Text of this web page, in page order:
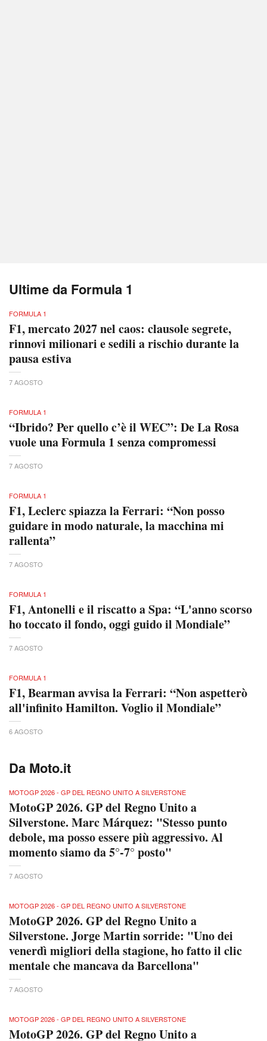
Ultime da Formula 1
FORMULA 1
F1, mercato 2027 nel caos: clausole segrete,
rinnovi milionari e sedili a rischio durante la
pausa estiva
7 AGOSTO
FORMULA 1
“Ibrido? Per quello c’è il WEC”: De La Rosa
vuole una Formula 1 senza compromessi
7 AGOSTO
FORMULA 1
F1, Leclerc spiazza la Ferrari: “Non posso
guidare in modo naturale, la macchina mi
rallenta”
7 AGOSTO
FORMULA 1
F1, Antonelli e il riscatto a Spa: “L'anno scorso
ho toccato il fondo, oggi guido il Mondiale”
7 AGOSTO
FORMULA 1
F1, Bearman avvisa la Ferrari: “Non aspetterò
all'infinito Hamilton. Voglio il Mondiale”
6 AGOSTO
Da Moto.it
MOTOGP 2026 - GP DEL REGNO UNITO A SILVERSTONE
MotoGP 2026. GP del Regno Unito a
Silverstone. Marc Márquez: "Stesso punto
debole, ma posso essere più aggressivo. Al
momento siamo da 5°-7° posto"
7 AGOSTO
MOTOGP 2026 - GP DEL REGNO UNITO A SILVERSTONE
MotoGP 2026. GP del Regno Unito a
Silverstone. Jorge Martin sorride: "Uno dei
venerdì migliori della stagione, ho fatto il clic
mentale che mancava da Barcellona"
7 AGOSTO
MOTOGP 2026 - GP DEL REGNO UNITO A SILVERSTONE
MotoGP 2026. GP del Regno Unito a